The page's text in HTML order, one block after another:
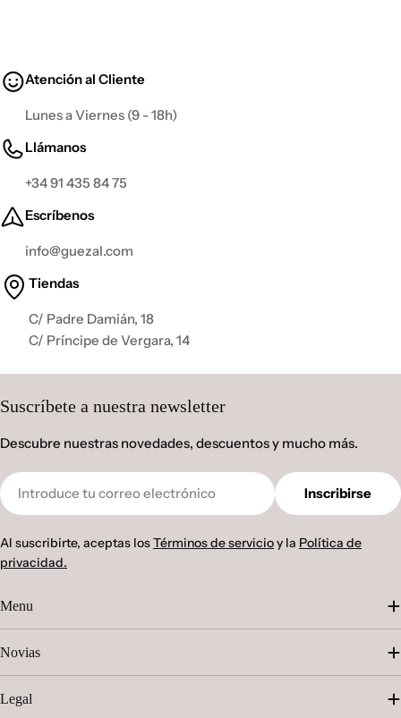
Atención al Cliente
Lunes a Viernes (9 - 18h)
Llámanos
+34 91 435 84 75
Escríbenos
info@guezal.com
Tiendas
C/ Padre Damián, 18
C/ Príncipe de Vergara, 14
Suscríbete a nuestra newsletter
Descubre nuestras novedades, descuentos y mucho más.
Correo
electrónico
Inscribirse
Al suscribirte, aceptas losTérminos de servicioy la Política de
privacidad.
Menu
Novias
Legal